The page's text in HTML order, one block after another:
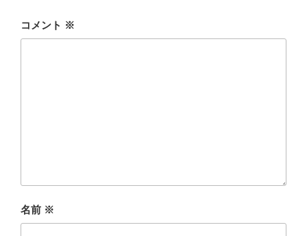
コメント ※
名前 ※